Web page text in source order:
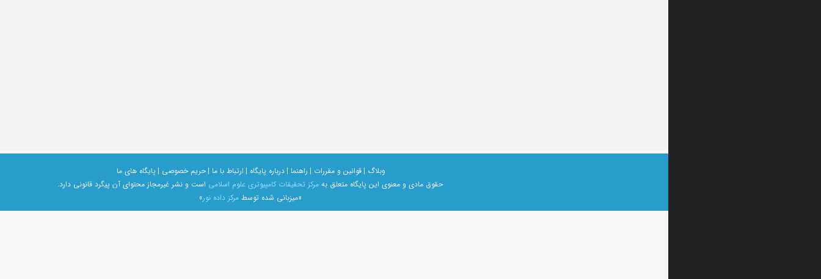
وبلاگ |قوانین و مقررات | راهنما |درباره پایگاه | ارتباط با ما |حریم خصوصی | پایگاه های ما
حقوق مادی و معنوی اين پايگاه متعلق به مرکز تحقیقات کامپیوتری علوم اسلامی است و نشر غیرمجاز محتوای آن پیگرد قانونی دارد.
«میزبانی شده توسطمرکز داده نور»